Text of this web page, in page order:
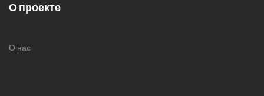
О проекте
О нас